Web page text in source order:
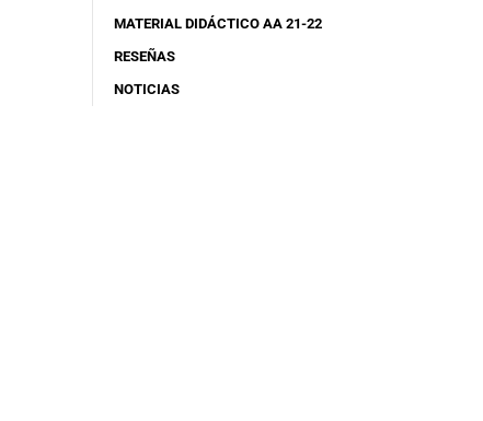
MATERIAL DIDÁCTICO AA 21-22
RESEÑAS
NOTICIAS